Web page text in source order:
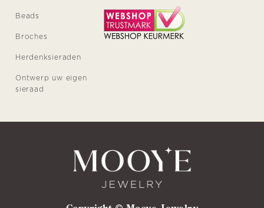
Beads
Broches
Herdenksieraden
Ontwerp uw eigen
sieraad